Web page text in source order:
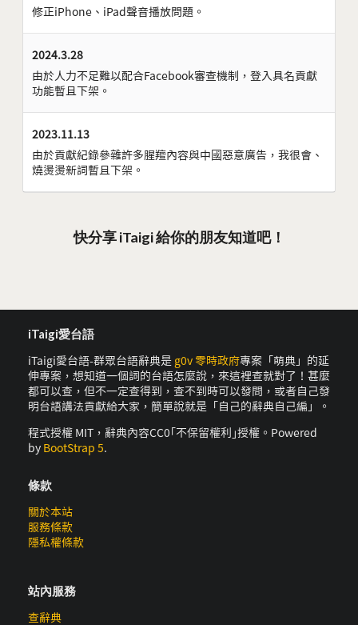
修正iPhone、iPad聲音播放問題。
2024.3.28
由於人力不足難以配合Facebook審查機制，登入具名貢獻
功能暫且下架。
2023.11.13
由於貢獻紀錄參雜許多腥羶內容與中國惡意廣告，我很會、
燒燙燙新詞暫且下架。
快分享 iTaigi 給你的朋友知道吧！
iTaigi愛台語
iTaigi愛台語-群眾台語辭典是 g0v 零時政府專案「萌典」的延
伸專案，想知道一個詞的台語怎麼說，來這裡查就對了！甚麼
都可以查，但不一定查得到，查不到時可以發問，或者自己發
明台語講法貢獻給大家，簡單說就是「自己的辭典自己編」。
程式授權 MIT，辭典內容CC0｢不保留權利｣授權。Powered
by BootStrap 5.
條款
關於本站
服務條款
隱私權條款
站內服務
查辭典